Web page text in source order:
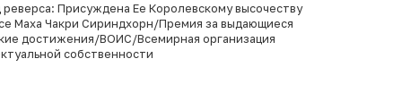
Присуждена Ее Королевскому высочеству
Маха Чакри Сириндхорн/Премия за выдающиеся
достижения/ВОИС/Всемирная организация
собственности